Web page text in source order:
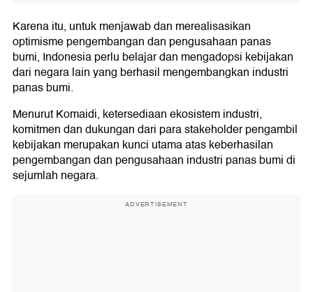
Karena itu, untuk menjawab dan merealisasikan
optimisme pengembangan dan pengusahaan panas
bumi, Indonesia perlu belajar dan mengadopsi kebijakan
dari negara lain yang berhasil mengembangkan industri
panas bumi.
Menurut Komaidi, ketersediaan ekosistem industri,
komitmen dan dukungan dari para stakeholder pengambil
kebijakan merupakan kunci utama atas keberhasilan
pengembangan dan pengusahaan industri panas bumi di
sejumlah negara.
ADVERTISEMENT